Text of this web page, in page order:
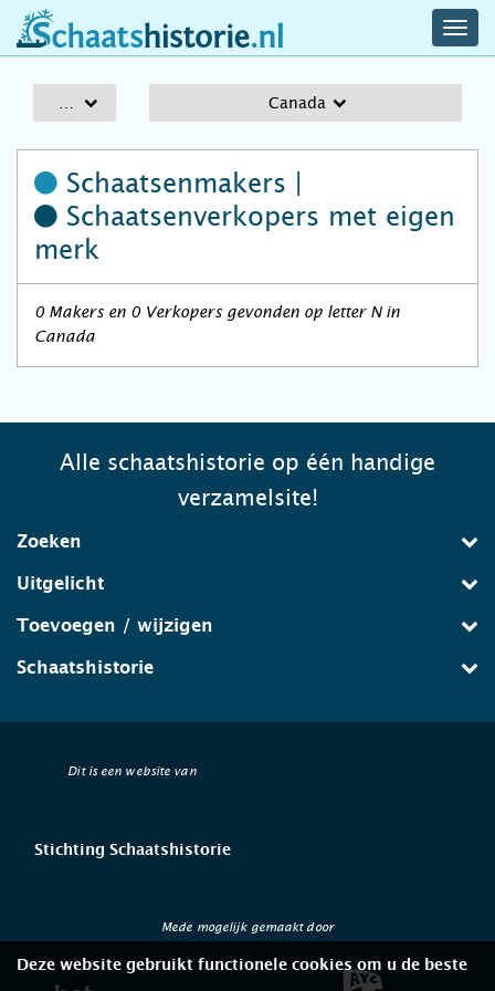
schaatshistorie.nl
Canada
Schaatsenmakers |
Schaatsenverkopers met eigen
merk
0 Makers en 0 Verkopers gevonden op letter N in
Canada
Alle schaatshistorie op één handige
verzamelsite!
Zoeken
Uitgelicht
Toevoegen / wijzigen
Schaatshistorie
Dit is een website van
Stichting Schaatshistorie
Mede mogelijk gemaakt door
Deze website gebruikt functionele cookies om u de beste